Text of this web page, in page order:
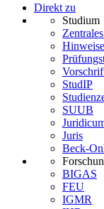
Direkt zu
Studium
StudIP
SUUB
Juris
Beck-
BIGAS
FEU
IGMR